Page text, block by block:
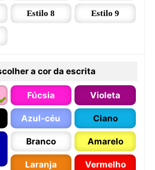
Estilo 8 Estilo 9
a cor da escrita
Fúcsia Violeta
Azul-céu Ciano
Branco Amarelo
Laranja Vermelho